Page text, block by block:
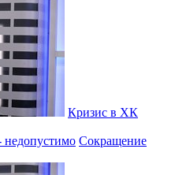
Кризис в ХК
Сокращение